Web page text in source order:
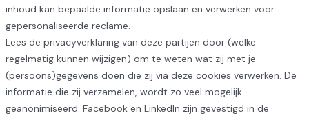
inhoud kan bepaalde informatie opslaan en verwerken voor
gepersonaliseerde reclame.
Lees de privacyverklaring van deze partijen door (welke
regelmatig kunnen wijzigen) om te weten wat zij met je
(persoons)gegevens doen die zij via deze cookies verwerken. De
informatie die zij verzamelen, wordt zo veel mogelijk
geanonimiseerd. Facebook en LinkedIn zijn gevestigd in de